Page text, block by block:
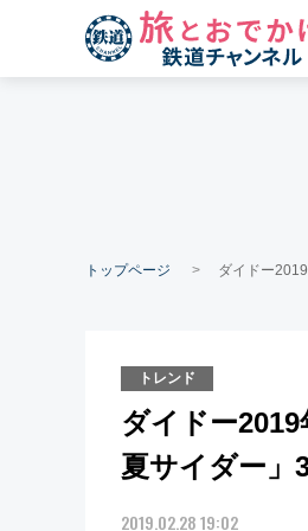
トップページ ダイドー
トレンド
ダイドー
夏サイダー」
2019.02.28 19:02